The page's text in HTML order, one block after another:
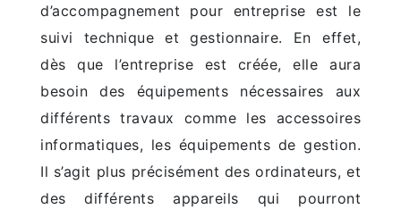
d’accompagnement pour entreprise est le
suivi technique et gestionnaire. En effet,
dès que l’entreprise est créée, elle aura
besoin des équipements nécessaires aux
différents travaux comme les accessoires
informatiques, les équipements de gestion.
Il s’agit plus précisément des ordinateurs, et
des différents appareils qui pourront